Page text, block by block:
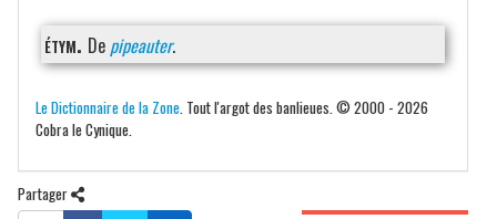
étym. De pipeauter.
Le Dictionnaire de la Zone . Tout l'argot des banlieues. © 2000 - 2026
Cobra le Cynique.
Partager